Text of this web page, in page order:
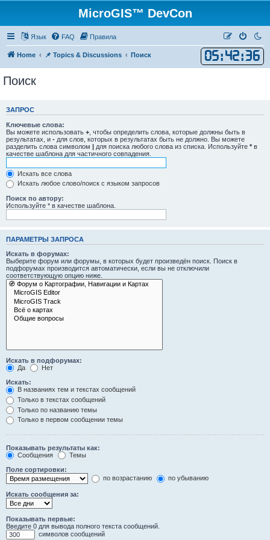
MicroGIS™ DevCon
Язык FAQ Правила
Home 📌 Topics & Discussions Поиск 05:42:36
Поиск
ЗАПРОС
Ключевые слова:
Вы можете использовать + , чтобы определить слова, которые должны быть в
результатах, и - для слов, которых в результатах быть не должно. Вы можете
разделить слова символом | для поиска любого слова из списка. Используйте * в
качестве шаблона для частичного совпадения.
Искать все слова
Искать любое слово/поиск с языком запросов
Поиск по автору:
Используйте * в качестве шаблона.
ПАРАМЕТРЫ ЗАПРОСА
Искать в форумах:
Выберите форум или форумы, в которых будет произведён поиск. Поиск в
подфорумах производится автоматически, если вы не отключили
соответствующую опцию ниже.
Искать в подфорумах:
Да
Нет
Искать:
В названиях тем и текстах сообщений
Только в текстах сообщений
Только по названию темы
Только в первом сообщении темы
Показывать результаты как:
Сообщения
Темы
Поле сортировки:
по возрастанию
по убыванию
Искать сообщения за:
Показывать первые:
Введите 0 для вывода полного текста сообщений.
символов сообщений